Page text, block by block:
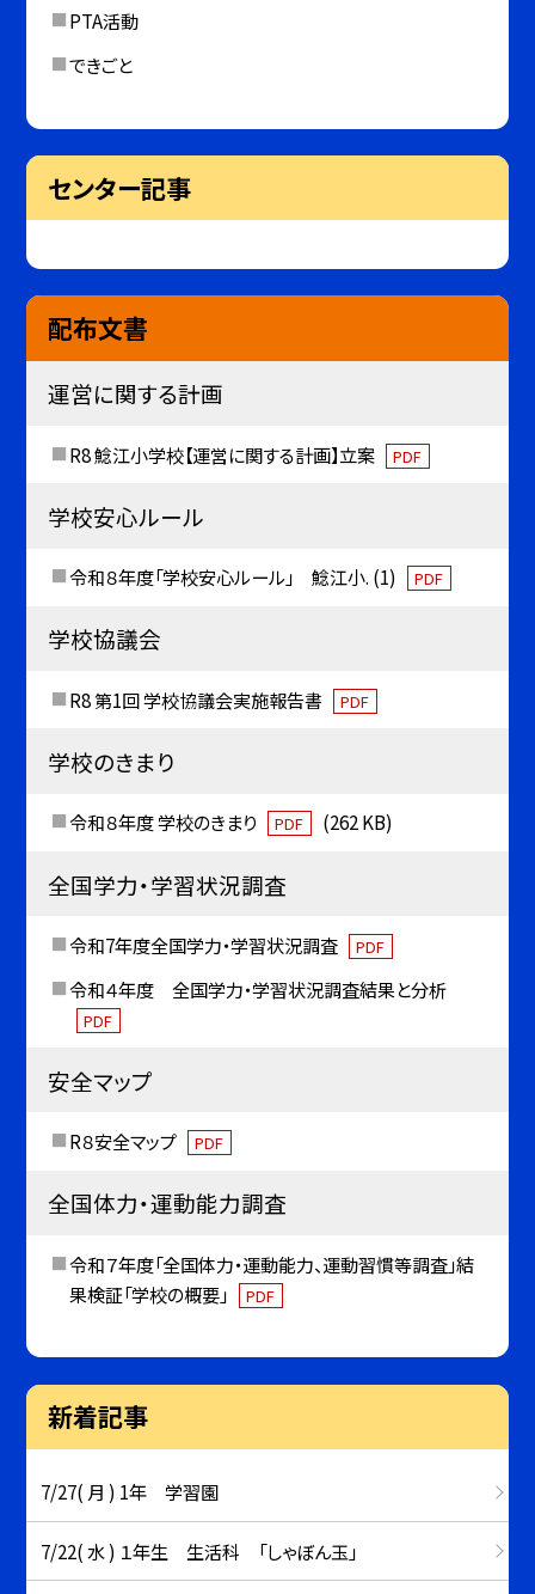
PTA活動
できごと
センター記事
配布文書
運営に関する計画
R8 鯰江小学校【運営に関する計画】立案 PDF
学校安心ルール
令和８年度「学校安心ルール」 鯰江小. (1) PDF
学校協議会
R8 第1回 学校協議会実施報告書 PDF
学校のきまり
令和８年度 学校のきまり PDF (262 KB)
全国学力・学習状況調査
令和7年度全国学力・学習状況調査 PDF
令和４年度 全国学力・学習状況調査結果と分析
PDF
安全マップ
R８安全マップ PDF
全国体力・運動能力調査
令和７年度「全国体力・運動能力、運動習慣等調査」結
果検証「学校の概要」
PDF
新着記事
7/27( 月 ) 1年 学習園
7/22( 水 ) １年生 生活科 「しゃぼん玉」